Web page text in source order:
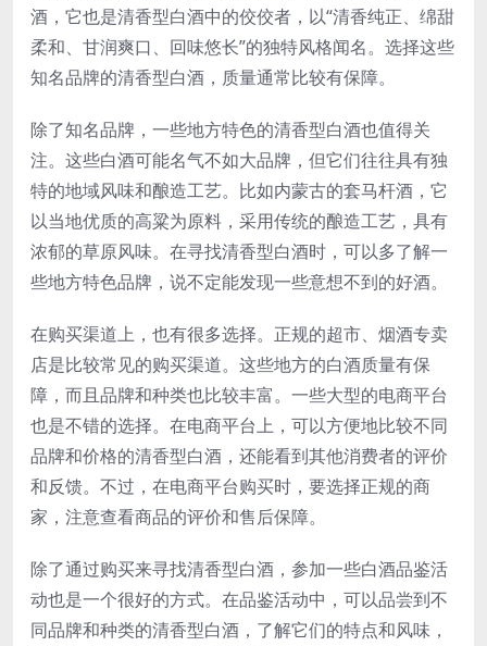
酒，它也是清香型白酒中的佼佼者，以“清香纯正、绵甜
柔和、甘润爽口、回味悠长”的独特风格闻名。选择这些
知名品牌的清香型白酒，质量通常比较有保障。
除了知名品牌，一些地方特色的清香型白酒也值得关
注。这些白酒可能名气不如大品牌，但它们往往具有独
特的地域风味和酿造工艺。比如内蒙古的套马杆酒，它
以当地优质的高粱为原料，采用传统的酿造工艺，具有
浓郁的草原风味。在寻找清香型白酒时，可以多了解一
些地方特色品牌，说不定能发现一些意想不到的好酒。
在购买渠道上，也有很多选择。正规的超市、烟酒专卖
店是比较常见的购买渠道。这些地方的白酒质量有保
障，而且品牌和种类也比较丰富。一些大型的电商平台
也是不错的选择。在电商平台上，可以方便地比较不同
品牌和价格的清香型白酒，还能看到其他消费者的评价
和反馈。不过，在电商平台购买时，要选择正规的商
家，注意查看商品的评价和售后保障。
除了通过购买来寻找清香型白酒，参加一些白酒品鉴活
动也是一个很好的方式。在品鉴活动中，可以品尝到不
同品牌和种类的清香型白酒，了解它们的特点和风味，